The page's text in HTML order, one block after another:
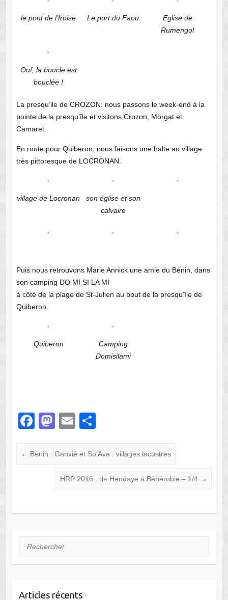
le pont de l’Iroise Le port du Faou
Eglise de
Rumengol
Ouf, la boucle est
bouclée !
La presqu’ile de CROZON: nous passons le week-end à la
pointe de la presqu’île et visitons Crozon, Morgat et
Camaret.
En route pour Quiberon, nous faisons une halte au village
très pittoresque de LOCRONAN.
village de Locronan
son église et son
calvaire
Puis nous retrouvons Marie Annick une amie du Bénin, dans
son camping DO MI SI LA MI
à côté de la plage de St-Julien au bout de la presqu’île de
Quiberon.
Quiberon
Camping
Domisilami
F
c
o
M
st
d
n
E
ail ta
er
← Bénin : Ganvié et So’Ava : villages lacustres
HRP 2016 : de Hendaye à Béhérobie – 1/4 →
Rechercher
Articles récents